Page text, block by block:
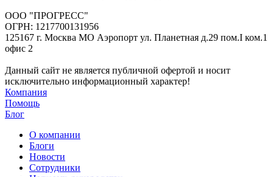
ООО "ПРОГРЕСС"
ОГРН: 1217700131956
125167 г. Москва МО Аэропорт ул. Планетная д.29 пом.I ком.1
офис 2
Данный сайт не является публичной офертой и носит
исключительно информационный характер!
Компания
Помощь
Блог
О компании
Блоги
Новости
Сотрудники